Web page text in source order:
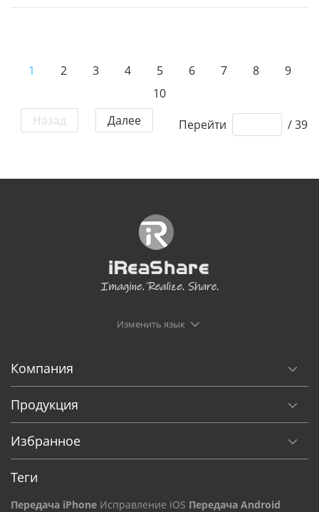
Назад
1 2 3 4 5 6 7 8
9
10
Далее
Перейти / 39
Изменить язык
Компания
Продукция
Избранное
Теги
Передача iPhone Исправление iOS Передача Android